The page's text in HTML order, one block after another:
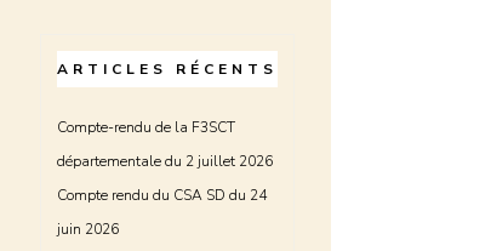
ARTICLES RÉCENTS
Compte-rendu de la F3SCT
départementale du 2 juillet 2026
Compte rendu du CSA SD du 24
juin 2026